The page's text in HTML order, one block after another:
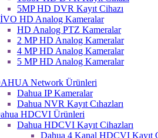
5MP HD DVR Kayıt Cihazı
HD Analog Kameralar
HD Analog PTZ Kameralar
2 MP HD Analog Kameralar
4 MP HD Analog Kameralar
5 MP HD Analog Kameralar
Network Ürünleri
Dahua IP Kameralar
Dahua NVR Kayıt Cıhazları
HDCVI Ürünleri
Dahua HDCVI Kayıt Cihazları
Dahua 4 Kanal HDCVI Kayıt